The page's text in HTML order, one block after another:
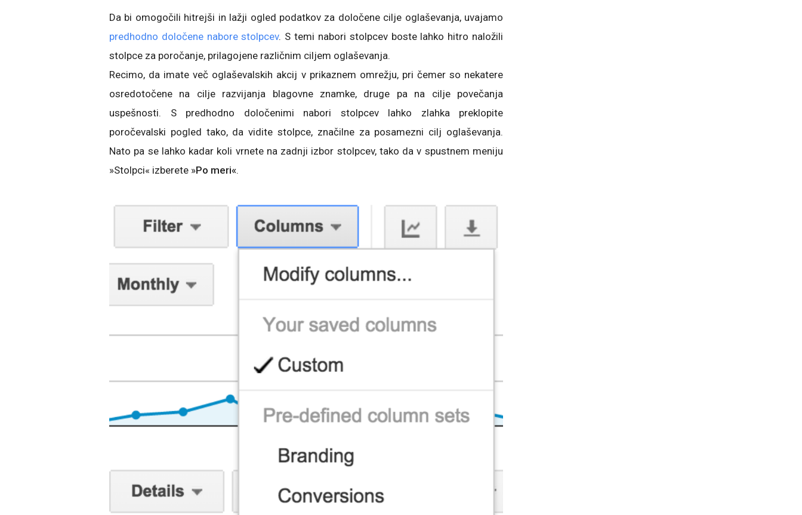
Da bi omogočili hitrejši in lažji ogled podatkov za določene cilje oglaševanja, uvajamo
predhodno določene nabore stolpcev. S temi nabori stolpcev boste lahko hitro naložili
stolpce za poročanje, prilagojene različnim ciljem oglaševanja.
Recimo, da imate več oglaševalskih akcij v prikaznem omrežju, pri čemer so nekatere
osredotočene na cilje razvijanja blagovne znamke, druge pa na cilje povečanja
uspešnosti. S predhodno določenimi nabori stolpcev lahko zlahka preklopite
poročevalski pogled tako, da vidite stolpce, značilne za posamezni cilj oglaševanja.
Nato pa se lahko kadar koli vrnete na zadnji izbor stolpcev, tako da v spustnem meniju
»Stolpci« izberete »Po meri«.